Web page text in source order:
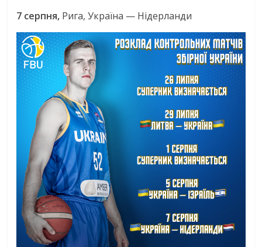
7 серпня, Рига, Україна — Нідерланди